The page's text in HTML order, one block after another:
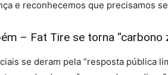
e reconhecemos que precisamos
– Fat Tire se torna
se deram pela “resposta pública